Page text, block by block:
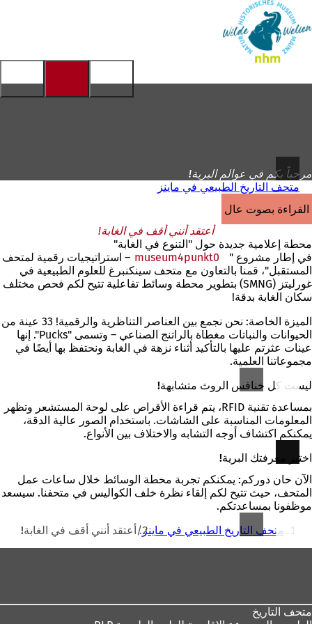
الانتقال إلى المحتوى
الصفحة
الرئيسية
مرحباً بكم في عوالم البرية!
متحف التاريخ الطبيعي في ماينز
القراءة بصوت عالٍ
أعتقد أنني أقف في الغابة!
محطة إعلامية جديدة حول "التنوع في الغابة"
في إطار مشروع "
museum4punkt0 (يفتح
في
علامة
– استراتيجيات رقمية لمتحف
المستقبل"، قمنا بالتعاون مع متحف سينكنبرغ للعلوم الطبيعية في
غورليتز (SMNG) بتطوير محطة وسائط تفاعلية تتيح لكم فحص مختلف
سكان الغابة بدقة!
الميزة الخاصة: نحن نجمع بين العناصر التناظرية والرقمية! 33 عينة من
الحيوانات والنباتات مغطاة بالراتنج الصناعي – وتسمى "Pucks". إنها
عينات عثرتم عليها بالتأكيد أثناء نزهة في الغابة ونحتفظ بها أيضًا في
مجموعاتنا العلمية.
ليست كل خنافس الروث متشابهة!
بمساعدة تقنية RFID، يتم قراءة الأقراص على لوحة المستشعر وتظهر
المعلومات المناسبة على الشاشات. باستخدام الصور عالية الدقة،
يمكنكم اكتشاف أوجه التشابه والاختلاف بين الأنواع.
اختبر معرفتك البرية!
الآن حان دوركم: يمكنكم تجربة محطة الوسائط خلال ساعات عمل
المتحف، حيث تتيح لكم إلقاء نظرة خلف الكواليس في متحفنا. سيسعد
موظفونا بمساعدتكم.
أنت
متحف التاريخ الطبيعي في ماينز أعتقد أنني أقف في الغابة!
متحف التاريخ